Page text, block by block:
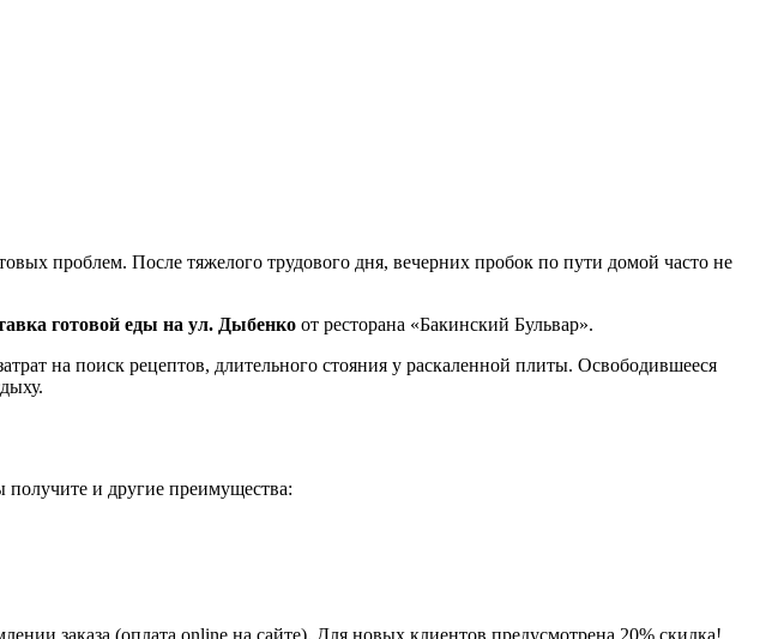
проблем. После тяжелого трудового дня, вечерних пробок по пути домой часто не
готовой еды на ул. Дыбенко от ресторана «Бакинский Бульвар».
на поиск рецептов, длительного стояния у раскаленной плиты. Освободившееся
и другие преимущества:
заказа (оплата online на сайте). Для новых клиентов предусмотрена 20% скидка!